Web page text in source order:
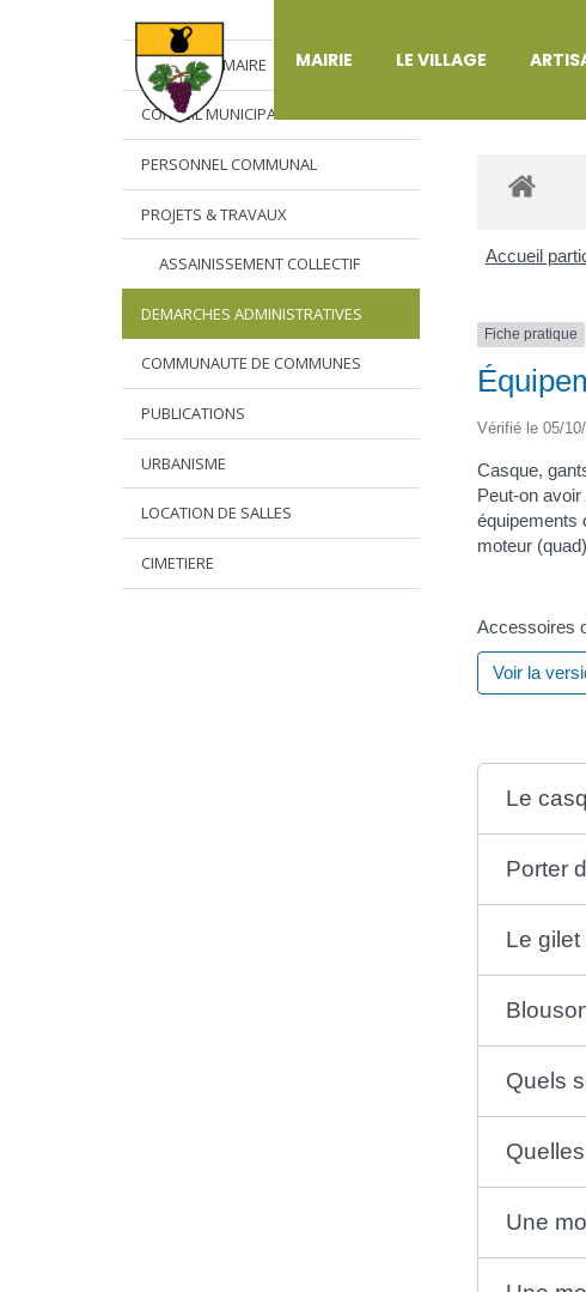
MAIRIE LE VILLAGE
L’EDITO DU MAIRE
CONSEIL MUNICIPAL
PERSONNEL COMMUNAL
PROJETS & TRAVAUX
ASSAINISSEMENT COLLECTIF
DEMARCHES ADMINISTRATIVES
COMMUNAUTE DE COMMUNES
PUBLICATIONS
URBANISME
LOCATION DE SALLES
CIMETIERE
Accueil
Fiche pratique
Vérifié le 05/
Casque,
Peut-on
équipements
moteur
Accessoires
Voir la
Le
Porter
Le
Quels
Une